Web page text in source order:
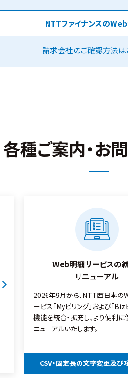
NTTファイナンスのWeb
請求会社のご確認方法は
各種ご案内・お
Web明細サービスの統
リニューアル
2026年9月から、NTT西日本の
ービス「Myビリング」および「Biz
機能を統合・拡充し、より便利に
ニューアルいたします。
CSV・固定長の文字変更及び